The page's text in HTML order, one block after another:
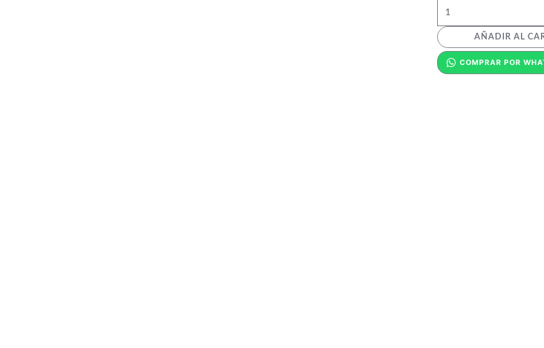
AÑADIR AL
COMPRAR POR